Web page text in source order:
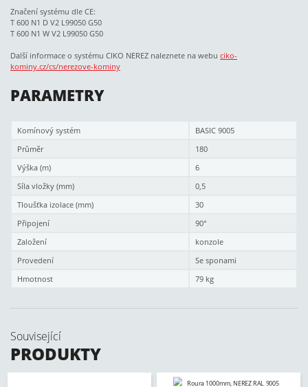
Značení systému dle CE:
T 600 N1 D V2 L99050 G50
T 600 N1 W V2 L99050 G50
Další informace o systému CIKO NEREZ naleznete na webu ciko-
kominy.cz/cs/nerezove-kominy
PARAMETRY
Komínový systém
BASIC 9005
Průměr
180
Výška (m)
6
Síla vložky (mm)
0,5
Tloušťka izolace (mm)
30
Připojení
90°
Založení
konzole
Provedení
Se sponami
Hmotnost
79 kg
Související
PRODUKTY